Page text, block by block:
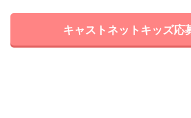
キャストネットキッズ応